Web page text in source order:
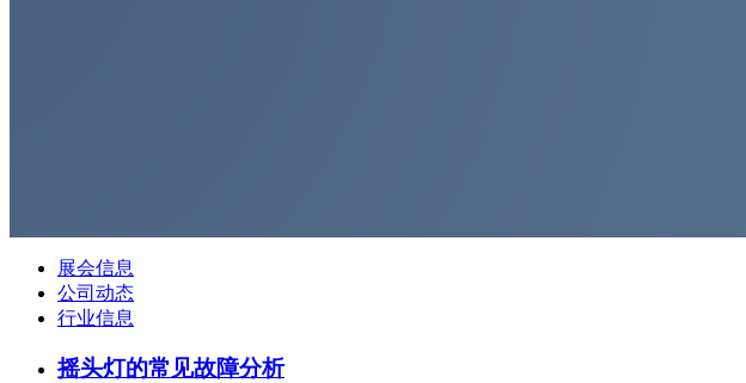
展会信息
公司动态
行业信息
摇头灯的常见故障分析